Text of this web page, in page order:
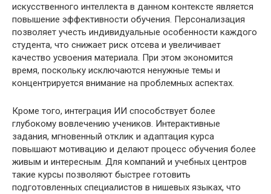
искусственного интеллекта в данном контексте является
повышение эффективности обучения. Персонализация
позволяет учесть индивидуальные особенности каждого
студента, что снижает риск отсева и увеличивает
качество усвоения материала. При этом экономится
время, поскольку исключаются ненужные темы и
концентрируется внимание на проблемных аспектах.
Кроме того, интеграция ИИ способствует более
глубокому вовлечению учеников. Интерактивные
задания, мгновенный отклик и адаптация курса
повышают мотивацию и делают процесс обучения более
живым и интересным. Для компаний и учебных центров
такие курсы позволяют быстрее готовить
подготовленных специалистов в нишевых языках, что